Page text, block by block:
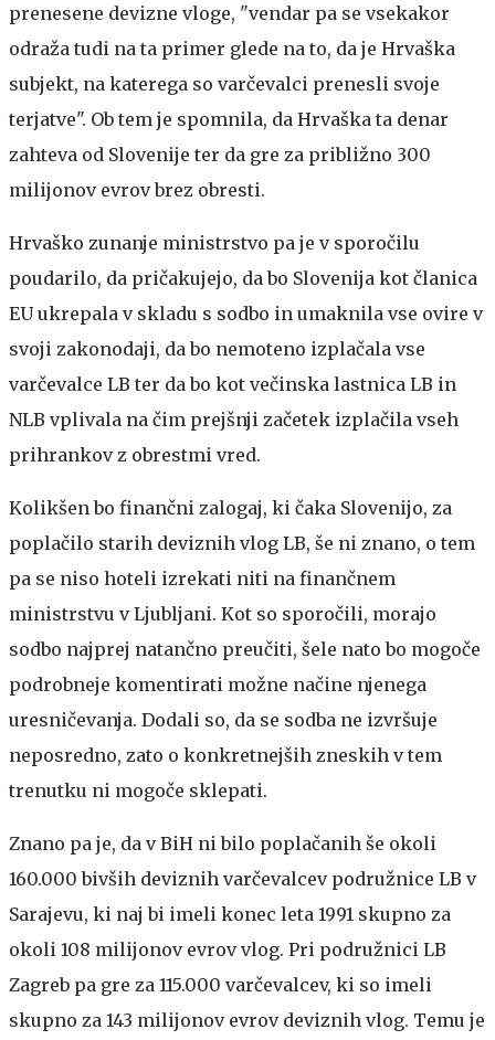
prenesene devizne vloge, "vendar pa se vsekakor
odraža tudi na ta primer glede na to, da je Hrvaška
subjekt, na katerega so varčevalci prenesli svoje
terjatve". Ob tem je spomnila, da Hrvaška ta denar
zahteva od Slovenije ter da gre za približno 300
milijonov evrov brez obresti.
Hrvaško zunanje ministrstvo pa je v sporočilu
poudarilo, da pričakujejo, da bo Slovenija kot članica
EU ukrepala v skladu s sodbo in umaknila vse ovire v
svoji zakonodaji, da bo nemoteno izplačala vse
varčevalce LB ter da bo kot večinska lastnica LB in
NLB vplivala na čim prejšnji začetek izplačila vseh
prihrankov z obrestmi vred.
Kolikšen bo finančni zalogaj, ki čaka Slovenijo, za
poplačilo starih deviznih vlog LB, še ni znano, o tem
pa se niso hoteli izrekati niti na finančnem
ministrstvu v Ljubljani. Kot so sporočili, morajo
sodbo najprej natančno preučiti, šele nato bo mogoče
podrobneje komentirati možne načine njenega
uresničevanja. Dodali so, da se sodba ne izvršuje
neposredno, zato o konkretnejših zneskih v tem
trenutku ni mogoče sklepati.
Znano pa je, da v BiH ni bilo poplačanih še okoli
160.000 bivših deviznih varčevalcev podružnice LB v
Sarajevu, ki naj bi imeli konec leta 1991 skupno za
okoli 108 milijonov evrov vlog. Pri podružnici LB
Zagreb pa gre za 115.000 varčevalcev, ki so imeli
skupno za 143 milijonov evrov deviznih vlog. Temu je